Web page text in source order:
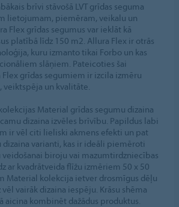
brīvi stāvošā LVT grīdas seguma
lietojumam, piemēram, veikalu un
Flex grīdas segumus var ieklāt kā
platībā līdz 150 m2. Allura Flex ir otrās
kuru izmanto tikai Forbo un kas
slāņiem. Pateicoties šai
grīdas segumiem ir izcila izmēru
un kvalitāte.
Material grīdas segumu dizaina
dizaina izvēles brīvību. Papildus labi
ir vēl citi lieliski akmens efekti un pat
dizaina varianti, kas ir ideāli piemēroti
biroju vai mazumtirdzniecības
ar kvadrātveida flīžu izmēriem 50 x 50
Material kolekcija ietver drosmīgus dēļu
vairāk dizaina iespēju. Krāsu shēma
aicina kombinēt dažādus produktus.